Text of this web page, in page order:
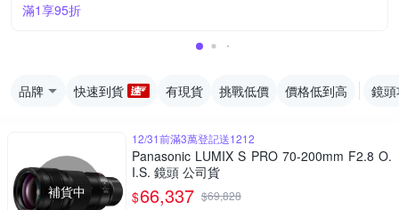
滿1享95折
品牌 快速到貨 有現貨 挑戰低價 價格低到高 鏡
補貨中
12/31前滿3萬登記送1212
Panasonic LUMIX S PRO 70-200mm F2.8 O.
I.S. 鏡頭 公司貨
$66,337 $69,828